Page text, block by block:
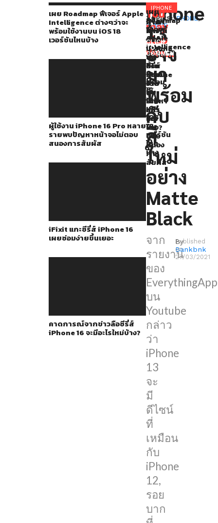
เผย Roadmap ฟีเจอร์ Apple
Intelligence ต่างๆว่าจะ
พร้อมใช้งานบน iOS 18
เวอร์ชันไหนบ้าง
ผู้ใช้งาน iPhone 16 Pro หลาย
รายพบปัญหาหน้าจอไม่ตอบ
สนองการสัมผัส
iFixit แกะซีรี่ส์ iPhone 16
เผยซ่อมง่ายขึ้นเยอะ
คาดการณ์จากข่าวลือซีรี่ส์
iPhone 16 จะมีอะไรใหม่บ้าง?
IPHONE
iPhone
13
อาจ
มา
พร้อม
กับ
สี
ใหม่
อย่าง
Matte
Black
จาก
รายงาน
ของ
บน
Youtube
กล่าว
ว่า
iPhone
13
จะ
มี
ดีไซน์
ที่
เหมือน
กับ
iPhone
12,
รอย
บาก
By
Bankbnk
Published
on
27/03/2021
จาก
รายงาน
ของ
บน
Youtube
กล่าว
ว่า
iPhone
13
จะ
มี
ดีไซน์
ที่
เหมือน
กับ
iPhone
12,
รอย
บาก
ที่
เล็ก
ลง
และ
จะ
มา
พร้อม
กับ
สี
ใหม่
อย่าง
สี
Matte
Black
iPhone
You
may
also
like...
เผย
Roadmap
ฟีเจอร์
Apple
Intelligence
ต่างๆ
ว่า
จะ
พร้อม
ใช้
งาน
บน
iOS
18
เวอร์ชัน
ไหน
บ้าง
ผู้
ใช้
งาน
iPhone
16
Pro
หลาย
ราย
พบ
ปัญหา
หน้า
จอ
ไม่
ตอบ
สนอง
การ
สัมผัส
iFixit
แกะ
ซีรี่ส์
iPhone
16
เผย
ซ่อม
ง่าย
ขึ้น
เยอะ
คาด
การณ์
จาก
ข่าว
ลือ
ซีรี่ส์
iPhone
16
จะ
มี
อะไร
ใหม่
บ้าง?
RELATED
TOPICS: IPHONE,
RUMOR
CLICK
TO
COMMENT